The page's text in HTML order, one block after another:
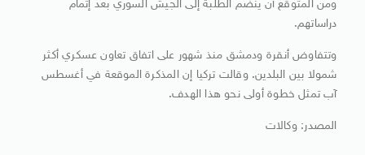
ومن المتوقع أن ينضم الطلبة إلى الجيش السوري بعد إتمام
دراساتهم.
وتتفاوض أنقرة ودمشق منذ شهور على اتفاق تعاون عسكري أكثر
شمولا بين البلدين. وقالت تركيا إن المذكرة الموقعة في أغسطس
آب تمثل خطوة أولى نحو هذا الهدف.
المصدر: وكالات